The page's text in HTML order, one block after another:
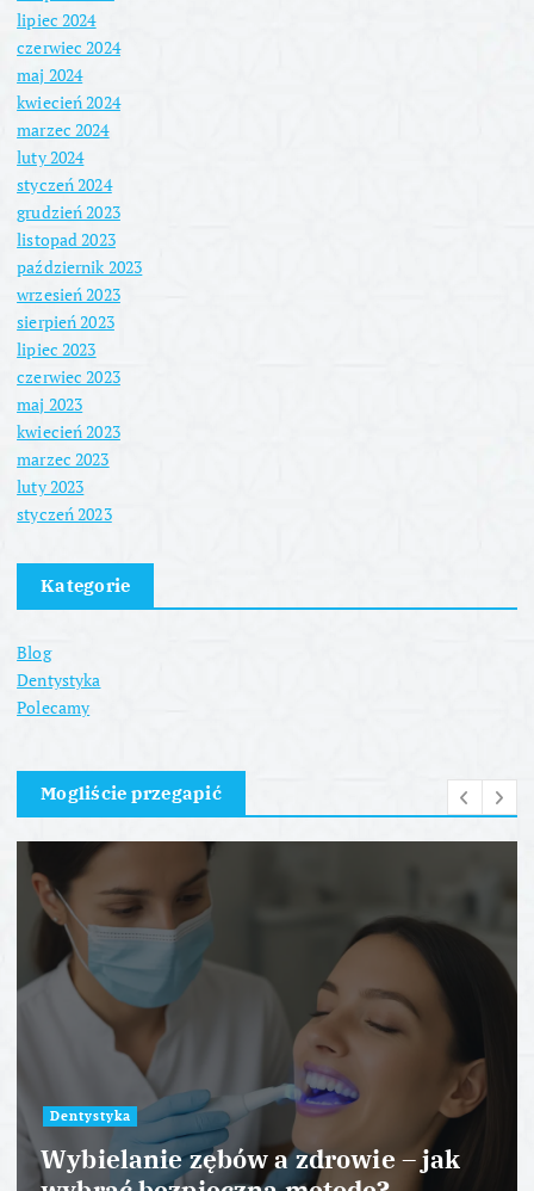
lipiec 2024
czerwiec 2024
maj 2024
kwiecień 2024
marzec 2024
luty 2024
styczeń 2024
grudzień 2023
listopad 2023
październik 2023
wrzesień 2023
sierpień 2023
lipiec 2023
czerwiec 2023
maj 2023
kwiecień 2023
marzec 2023
luty 2023
styczeń 2023
Kategorie
Blog
Dentystyka
Polecamy
Mogliście przegapić
Dentystyka
zębów a zdrowie – jak